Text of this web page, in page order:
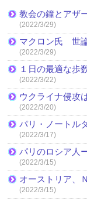
教会の鐘とアザ
(2022/3/29)
マクロン氏 世
(2022/3/29)
１日の最適な歩
(2022/3/22)
ウクライナ侵攻
(2022/3/20)
パリ・ノートル
(2022/3/17)
パリのロシア人
(2022/3/15)
オーストリア、
(2022/3/15)